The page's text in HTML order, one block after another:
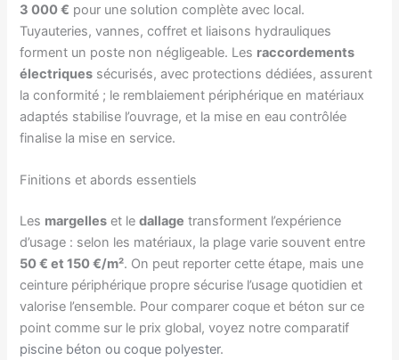
3 000 € pour une solution complète avec local.
Tuyauteries, vannes, coffret et liaisons hydrauliques
forment un poste non négligeable. Les raccordements
électriques sécurisés, avec protections dédiées, assurent
la conformité ; le remblaiement périphérique en matériaux
adaptés stabilise l’ouvrage, et la mise en eau contrôlée
finalise la mise en service.
Finitions et abords essentiels
Les margelles et ledallage transforment l’expérience
d’usage : selon les matériaux, la plage varie souvent entre
50 € et 150 €/m². On peut reporter cette étape, mais une
ceinture périphérique propre sécurise l’usage quotidien et
valorise l’ensemble. Pour comparer coque et béton sur ce
point comme sur le prix global, voyez notre comparatif
piscine béton ou coque polyester.